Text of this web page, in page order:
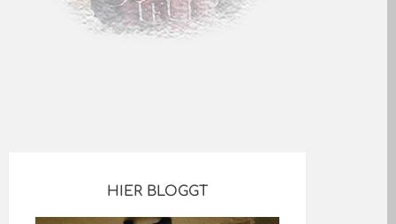
HIER BLOGGT